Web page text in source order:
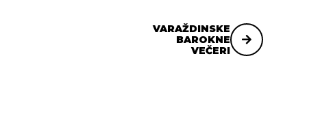
VARAŽDINSKE
BAROKNE
VEČERI